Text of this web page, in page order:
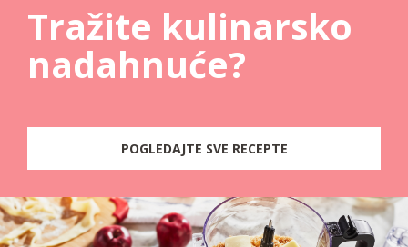
Tražite kulinarsko
nadahnuće?
POGLEDAJTE SVE RECEPTE